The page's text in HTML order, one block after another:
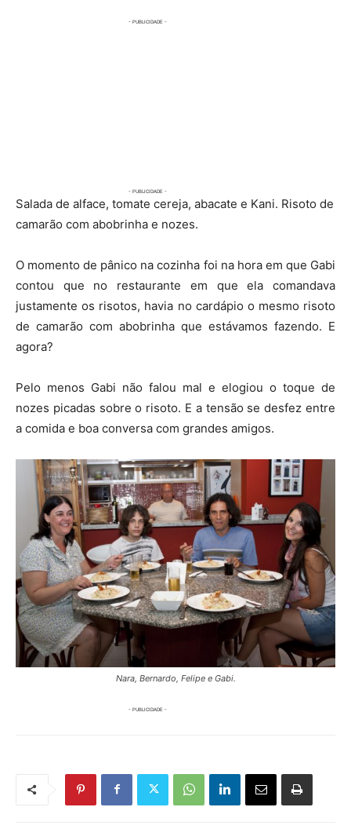
Salada de alface, tomate cereja, abacate e Kani. Risoto de
camarão com abobrinha e nozes.
O momento de pânico na cozinha foi na hora em que Gabi
contou que no restaurante em que ela comandava
justamente os risotos, havia no cardápio o mesmo risoto
de camarão com abobrinha que estávamos fazendo. E
agora?
Pelo menos Gabi não falou mal e elogiou o toque de
nozes picadas sobre o risoto. E a tensão se desfez entre
a comida e boa conversa com grandes amigos.
Nara, Bernardo, Felipe e Gabi.